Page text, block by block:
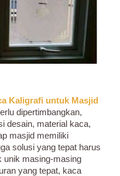
Kaligrafi untuk Masjid
dipertimbangkan,
desain, material kaca,
masjid memiliki
solusi yang tepat harus
unik masing-masing
yang tepat, kaca